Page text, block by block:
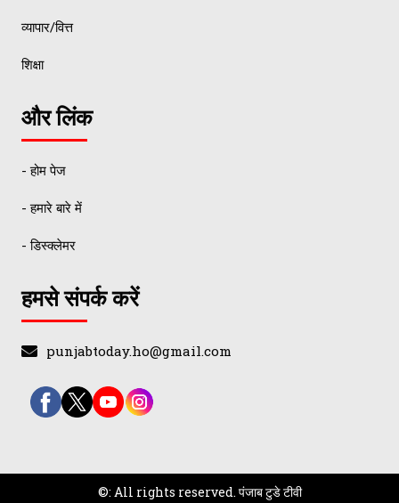
व्यापार/वित्त
शिक्षा
और लिंक
- होम पेज
- हमारे बारे में
- डिस्क्लेमर
हमसे संपर्क करें
punjabtoday.ho@gmail.com
©: All rights reserved. पंजाब टुडे टीवी